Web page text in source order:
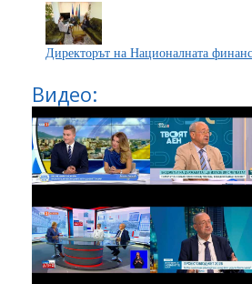
Директорът на Националната
Видео: